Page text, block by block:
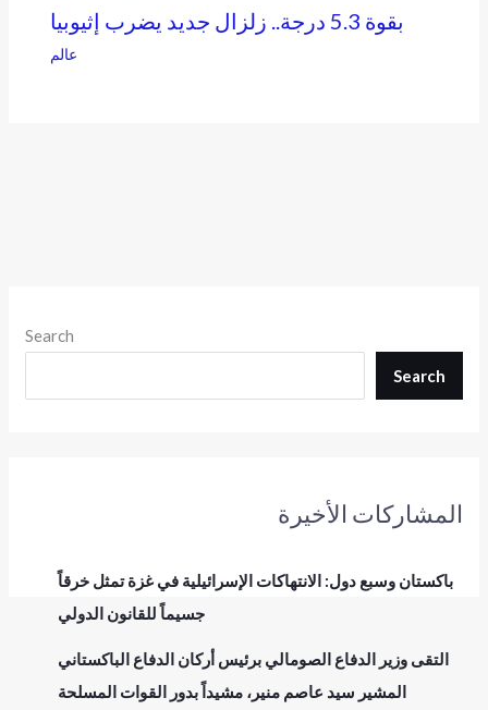
Search
Search
المشاركات الأخيرة
باكستان وسبع دول: الانتهاكات الإسرائيلية في غزة تمثل خرقاً
جسيماً للقانون الدولي
التقى وزير الدفاع الصومالي برئيس أركان الدفاع الباكستاني
المشير سيد عاصم منير، مشيداً بدور القوات المسلحة
بقوة 5.3 درجة.. زلزال جديد يضرب إثيوبيا
عالم